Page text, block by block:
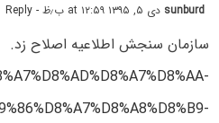
sunburd دی ۵, ۱۳۹۵ at ۱۲:۵۹ ب٫ظ - Reply
سازمان سنجش اطلاعیه اصلاح زد.